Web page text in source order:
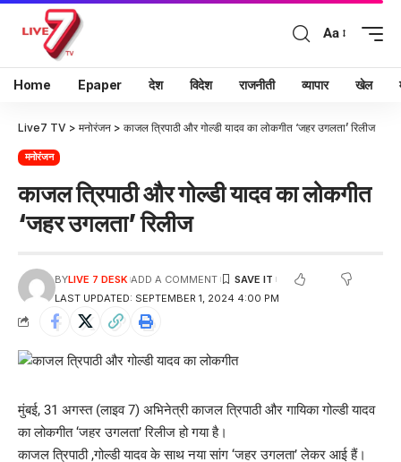
Aa
Home Epaper देश विदेश राजनीती व्यापार खेल
Live7 TV > मनोरंजन > काजल त्रिपाठी और गोल्डी यादव का लोकगीत ‘जहर उगलता’ रिलीज
मनोरंजन
काजल त्रिपाठी और गोल्डी यादव का लोकगीत
‘जहर उगलता’ रिलीज
LAST UPDATED: SEPTEMBER 1, 2024 4:00 PM
BYLIVE 7 DESK ADD A COMMENT
मुंबई, 31 अगस्त (लाइव 7) अभिनेत्री काजल त्रिपाठी और गायिका गोल्डी यादव
का लोकगीत ‘जहर उगलता’ रिलीज हो गया है।
काजल त्रिपाठी ,गोल्डी यादव के साथ नया सांग ‘जहर उगलता’ लेकर आई हैं।